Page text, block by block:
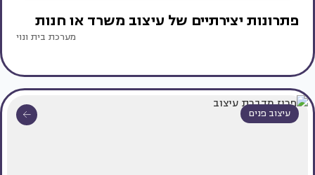
פתרונות יצירתיים של עיצוב משרד או חנות
מערכת בית ונוי
עיצוב פנים